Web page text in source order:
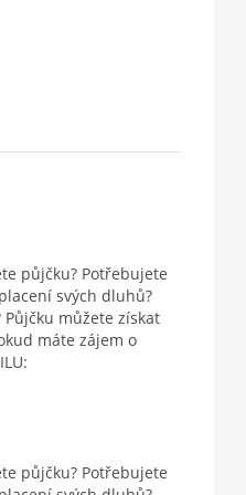
půjčku? Potřebujete
svých dluhů?
můžete získat
máte zájem o
půjčku? Potřebujete